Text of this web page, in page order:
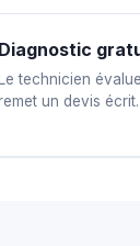
Diagnostic
Le technicien
un devis